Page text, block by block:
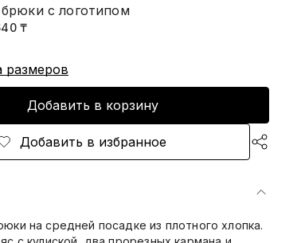
с логотипом
₸
размеров
Добавить в корзину
Добавить в избранное
на средней посадке из плотного хлопка.